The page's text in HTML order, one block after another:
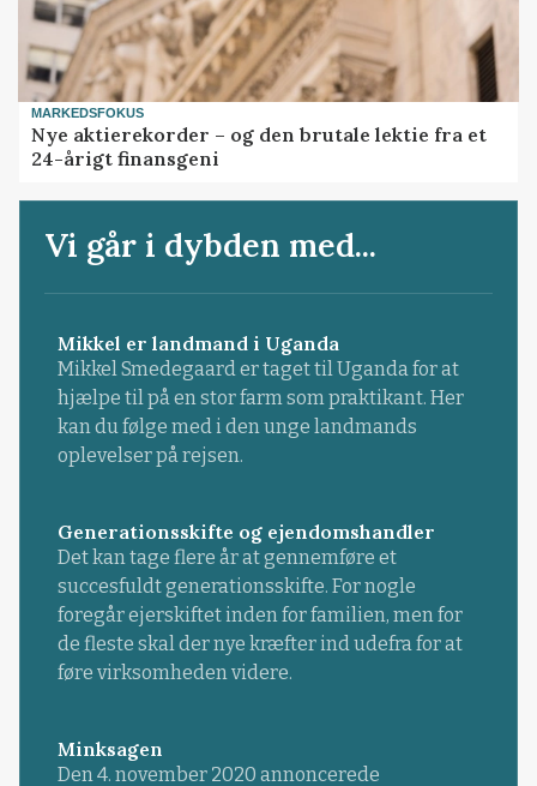
MARKEDSFOKUS
Nye aktierekorder – og den brutale lektie fra et
24-årigt finansgeni
Vi går i dybden med...
Mikkel er landmand i Uganda
Mikkel Smedegaard er taget til Uganda for at
hjælpe til på en stor farm som praktikant. Her
kan du følge med i den unge landmands
oplevelser på rejsen.
Generationsskifte og ejendomshandler
Det kan tage flere år at gennemføre et
succesfuldt generationsskifte. For nogle
foregår ejerskiftet inden for familien, men for
de fleste skal der nye kræfter ind udefra for at
føre virksomheden videre.
Minksagen
Den 4. november 2020 annoncerede